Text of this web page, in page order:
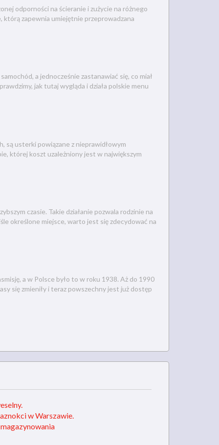
odporności na ścieranie i zużycie na różnego
którą zapewnia umiejętnie przeprowadzana
a jednocześnie zastanawiać się, co miał
jak tutaj wygląda i działa polskie menu
są usterki powiązane z nieprawidłowym
której koszt uzależniony jest w największym
czasie. Takie działanie pozwala rodzinie na
określone miejsce, warto jest się zdecydować na
a w Polsce było to w roku 1938. Aż do 1990
się zmieniły i teraz powszechny jest już dostęp
w Warszawie.